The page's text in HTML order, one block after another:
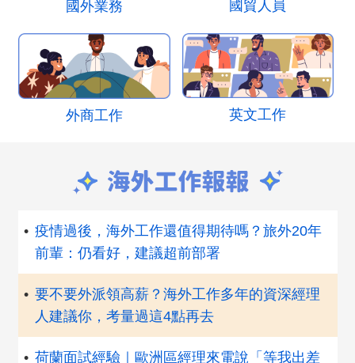
國外業務 國貿人員
外商工作 英文工作
• 疫情過後，海外工作還值得期待嗎？旅外20年
前輩：仍看好，建議超前部署
• 要不要外派領高薪？海外工作多年的資深經理
人建議你，考量過這4點再去
• 荷蘭面試經驗｜歐洲區經理來電說「等我出差